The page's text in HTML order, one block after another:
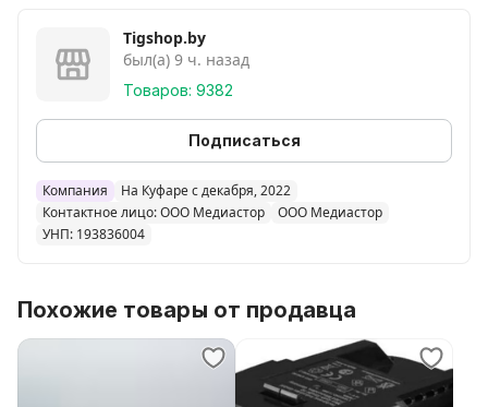
Конструкция
С шаром
Tigshop.by
был(а) 9 ч. назад
Товаров: 9382
Подписаться
Компания
На Куфаре с декабря, 2022
Контактное лицо: ООО Медиастор
ООО Медиастор
УНП: 193836004
Похожие товары от продавца